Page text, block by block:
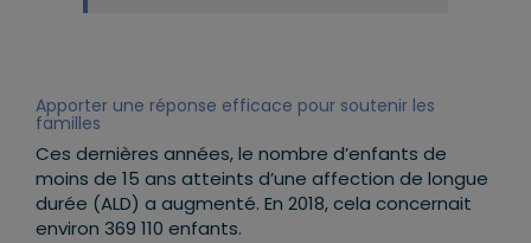
Apporter une réponse efficace pour soutenir les
familles
Ces dernières années, le nombre d’enfants de
moins de 15 ans atteints d’une affection de longue
durée (ALD) a augmenté. En 2018, cela concernait
environ 369 110 enfants.